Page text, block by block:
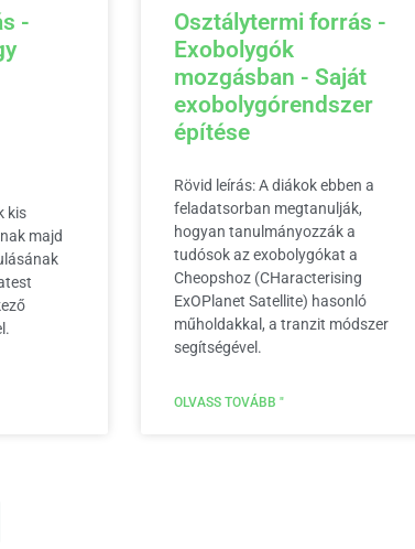
-
kis
majd
Osztálytermi forrás -
Exobolygók
mozgásban - Saját
exobolygórendszer
építése
Rövid leírás: A diákok ebben a
feladatsorban megtanulják,
hogyan tanulmányozzák a
tudósok az exobolygókat a
Cheopshoz (CHaracterising
ExOPlanet Satellite) hasonló
műholdakkal, a tranzit módszer
segítségével.
OLVASS TOVÁBB "